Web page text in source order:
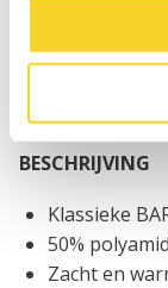
Binnen 30
BESCHRIJVING
Klassieke
50%
Zacht en